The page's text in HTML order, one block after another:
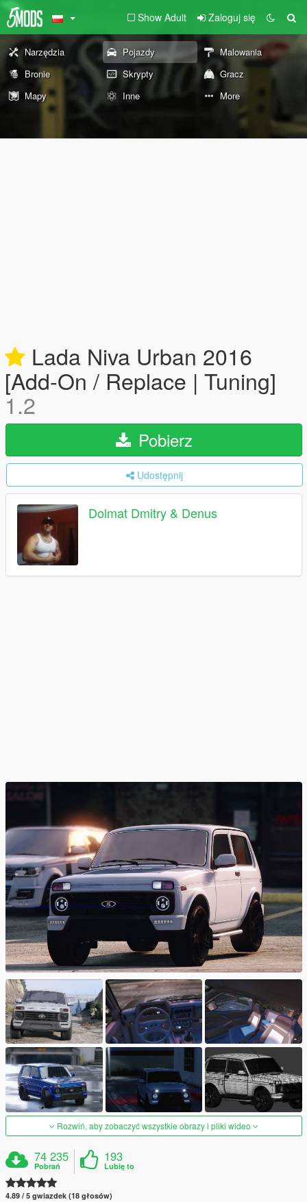
Show Adult Zaloguj się
Narzędzia Pojazdy
Malowania
Bronie
Skrypty
Gracz
Mapy
Inne More
Lada Niva Urban 2016
[Add-On / Replace | Tuning]
1.2
Pobierz
Udostępnij
Dolmat Dmitry & Denus
Rozwiń, aby zobaczyć wszystkie obrazy i pliki wideo
74 235
Pobrań
193
Lubię to
4.89 / 5 gwiazdek (18 głosów)